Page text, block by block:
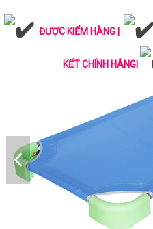
ĐƯỢC KIỂM HÀNG |
KẾT CHÍNH HÃNG|